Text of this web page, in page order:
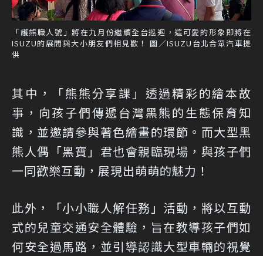
「護熊職人號」將在九月份繼續全台巡迴，這可愛的形象即將在
ISUZU的展間與大小朋友們相見歡！ 圖／ISUZU台北合眾汽車提
供
其中，「熊熊分享課」透過精彩的繪本故
事，向孩子們傳遞台灣黑熊的生態保育知
識，並邀請參與著色繪畫的環節。而大型黑
熊人偶「黑寶」君也會親臨現場，與孩子們
一同歡樂互動，展現出萌萌的魅力！
此外，「小小職人解任務」活動，將以互動
式的兒童交通安全體驗，旨在教導孩子們如
何安全過馬路，並引導認識大型車輛的視覺